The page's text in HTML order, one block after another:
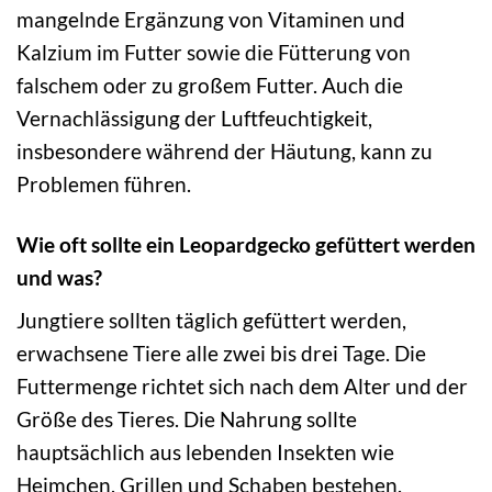
mangelnde Ergänzung von Vitaminen und
Kalzium im Futter sowie die Fütterung von
falschem oder zu großem Futter. Auch die
Vernachlässigung der Luftfeuchtigkeit,
insbesondere während der Häutung, kann zu
Problemen führen.
Wie oft sollte ein Leopardgecko gefüttert werden
und was?
Jungtiere sollten täglich gefüttert werden,
erwachsene Tiere alle zwei bis drei Tage. Die
Futtermenge richtet sich nach dem Alter und der
Größe des Tieres. Die Nahrung sollte
hauptsächlich aus lebenden Insekten wie
Heimchen, Grillen und Schaben bestehen.